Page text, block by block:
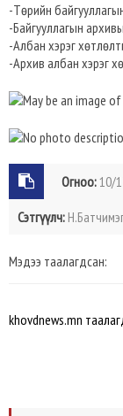
-Төрийн
-Байгууллагын
-Албан хэрэг
-Архив албан хэрэг
Огноо:10/
Сэтгүүлч:
Мэдээ таалагдсан:
khovdnews.mn